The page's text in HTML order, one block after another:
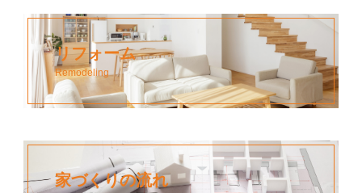
リフォーム
Remodeling
家づくりの流れ